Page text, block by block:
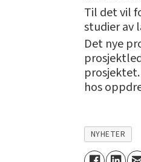
Til det vil
studier av
Det nye
hos
NYHETER